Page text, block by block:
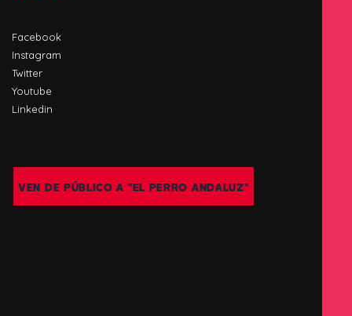
Facebook
Instagram
Twitter
Youtube
Linkedin
VEN DE PÚBLICO A "EL PERRO ANDALUZ"